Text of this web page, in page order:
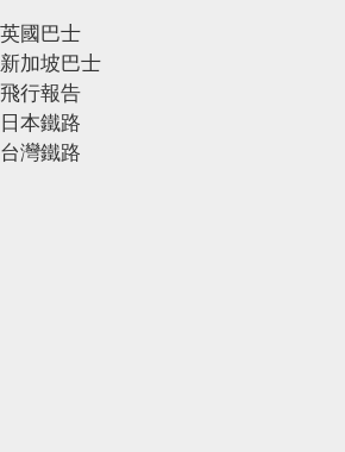
英國巴士
新加坡巴士
飛行報告
日本鐵路
台灣鐵路